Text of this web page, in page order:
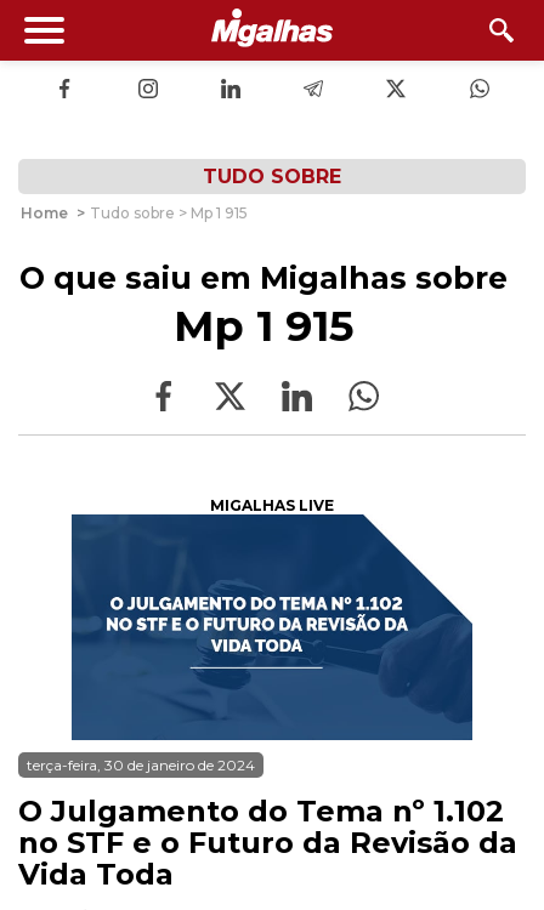
TUDO SOBRE
Home > Tudo sobre > Mp 1 915
O que saiu em Migalhas sobre
Mp 1 915
MIGALHAS LIVE
terça-feira, 30 de janeiro de 2024
O Julgamento do Tema nº 1.102
no STF e o Futuro da Revisão da
Vida Toda